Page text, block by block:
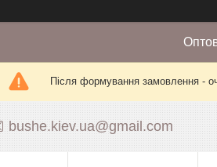
Після формування замовлення -
bushe.kiev.ua@gmail.com